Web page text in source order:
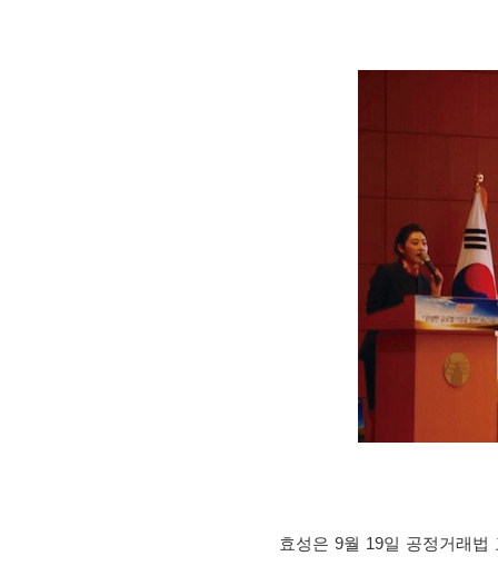
효성은 9월 19일 공정거래